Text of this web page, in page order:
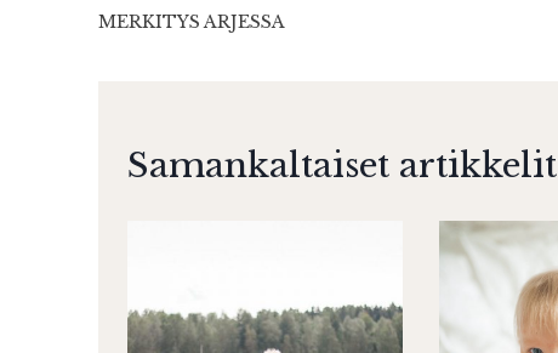
MERKITYS ARJESSA
Samankaltaiset artikkelit